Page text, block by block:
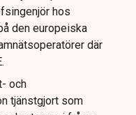
hos
den europeiska
där
och
tjänstgjort som